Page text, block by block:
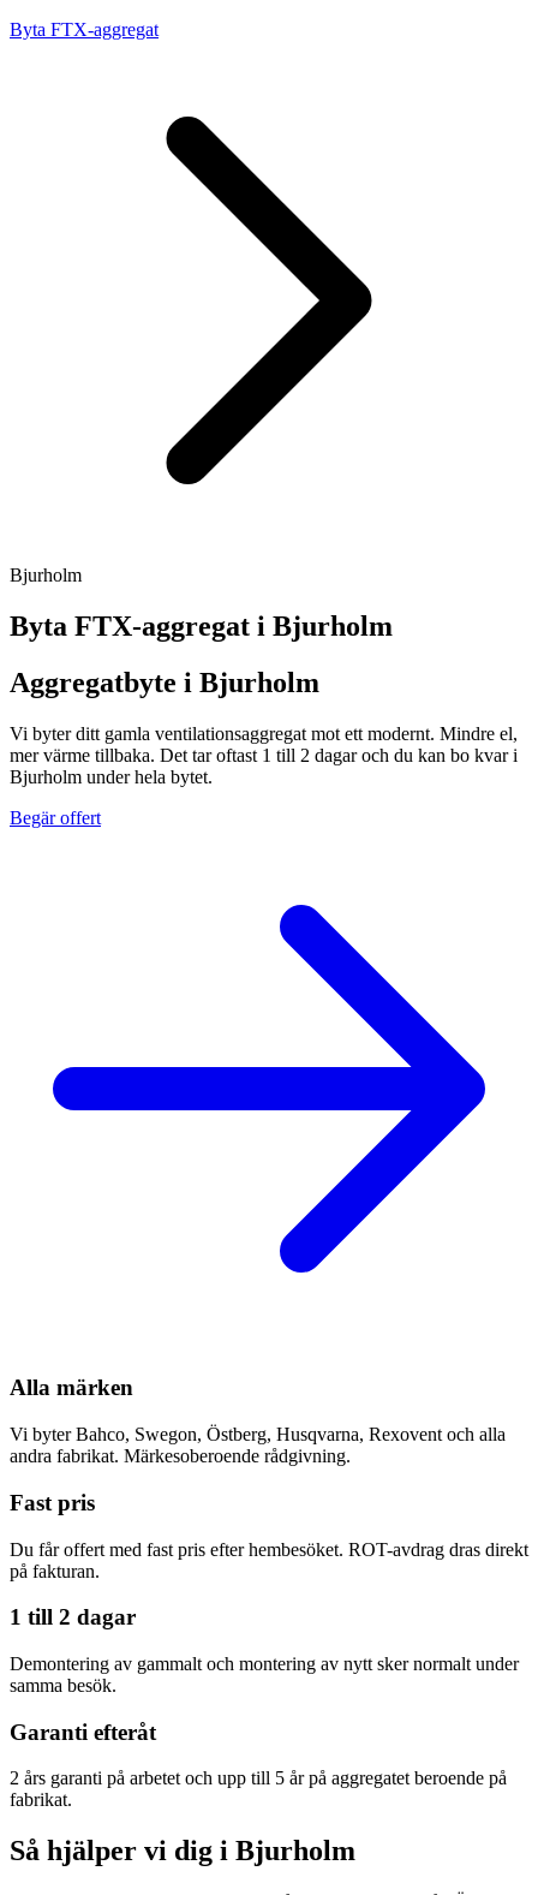
Byta FTX-aggregat
Bjurholm
Byta FTX-aggregat i Bjurholm
Aggregatbyte i Bjurholm
Vi byter ditt gamla ventilationsaggregat mot ett modernt. Mindre el,
mer värme tillbaka. Det tar oftast 1 till 2 dagar och du kan bo kvar i
Bjurholm under hela bytet.
Begär offert
Alla märken
Vi byter Bahco, Swegon, Östberg, Husqvarna, Rexovent och alla
andra fabrikat. Märkesoberoende rådgivning.
Fast pris
Du får offert med fast pris efter hembesöket. ROT-avdrag dras direkt
på fakturan.
1 till 2 dagar
Demontering av gammalt och montering av nytt sker normalt under
samma besök.
Garanti efteråt
2 års garanti på arbetet och upp till 5 år på aggregatet beroende på
fabrikat.
Så hjälper vi dig i Bjurholm